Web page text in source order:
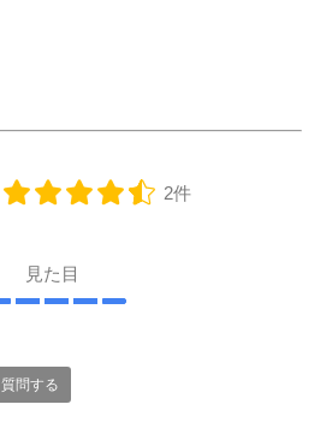
2件
見た目
質問する